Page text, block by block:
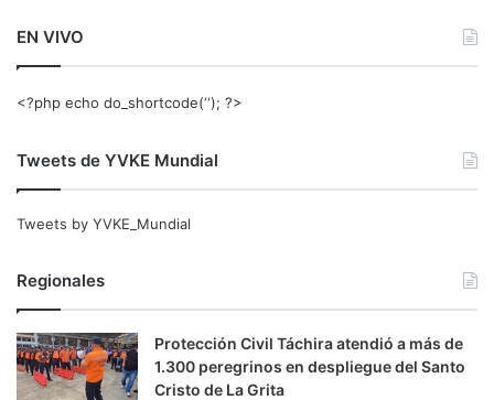
EN VIVO
<?php echo do_shortcode(‘‘); ?>
Tweets de YVKE Mundial
Tweets by YVKE_Mundial
Regionales
Protección Civil Táchira atendió a más de
1.300 peregrinos en despliegue del Santo
Cristo de La Grita